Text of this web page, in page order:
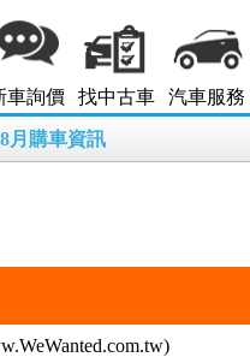
車詢價 找中古車 汽車服務
月購車資訊